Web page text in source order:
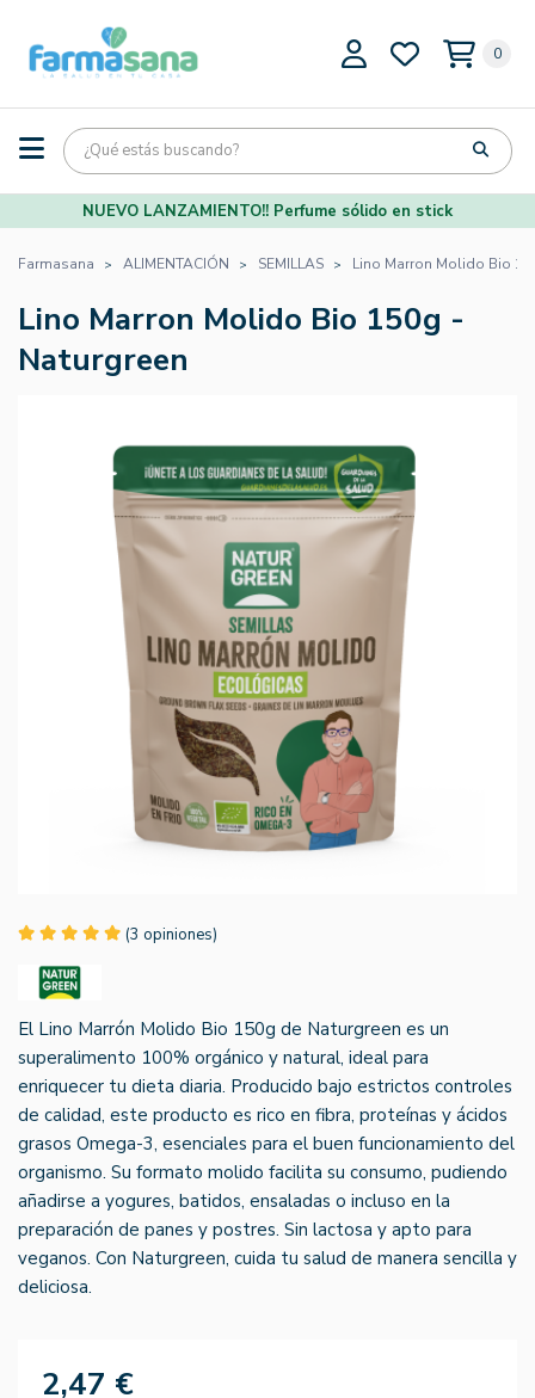
0
NUEVO LANZAMIENTO!! Perfume sólido en stick
Farmasana ALIMENTACIÓN SEMILLAS Lino Marron Molido Bio
Lino Marron Molido Bio 150g -
Naturgreen
(3 opiniones)
El Lino Marrón Molido Bio 150g de Naturgreen es un
superalimento 100% orgánico y natural, ideal para
enriquecer tu dieta diaria. Producido bajo estrictos controles
de calidad, este producto es rico en fibra, proteínas y ácidos
grasos Omega-3, esenciales para el buen funcionamiento del
organismo. Su formato molido facilita su consumo, pudiendo
añadirse a yogures, batidos, ensaladas o incluso en la
preparación de panes y postres. Sin lactosa y apto para
veganos. Con Naturgreen, cuida tu salud de manera sencilla y
deliciosa.
2,47 €